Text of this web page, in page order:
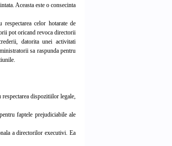
Aceasta este o consecinta
celor hotarate de
pot oricand revoca directorii
datorita unei activitati
sa raspunda pentru
dispozitiilor legale,
faptele prejudiciabile ale
a directorilor executivi. Ea